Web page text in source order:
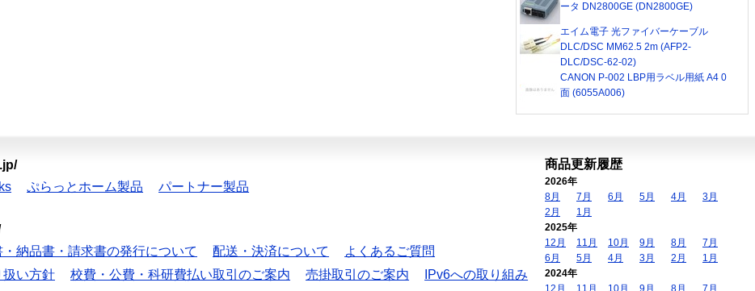
ータ DN2800GE (DN2800GE)
エイム電子 光ファイバーケーブル
DLC/DSC MM62.5 2m (AFP2-
DLC/DSC-62-02)
CANON P-002 LBP用ラベル用紙 A4 0
面 (6055A006)
ぷらっとホーム製品 パートナー製品
・納品書・請求書の発行について 配送・決済について
よくあるご質問
扱い方針 校費・公費・科研費払い取引のご案内 売掛取引のご案内
IPv6への取り組み
商品更新履歴
2026年
8月
7月 6月 5月 4月
3月
2月
1月
2025年
12月
11月 10月 9月 8月
7月
6月
5月 4月 3月 2月
1月
2024年
12月
11月 10月 9月 8月
7月